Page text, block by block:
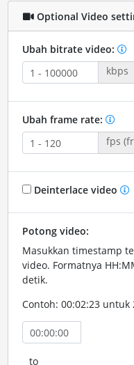
Optional Video
Ubah bitrate video:
kbps
Ubah frame rate:
fps
Deinterlace video
Potong video:
Masukkan timestamp
video. Formatnya
detik.
Contoh: 00:02:23
to